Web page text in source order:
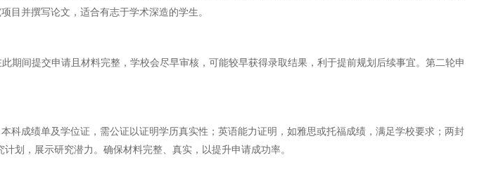
目并撰写论文，适合有志于学术深造的学生。
间提交申请且材料完整，学校会尽早审核，可能较早获得录取结果，利于提前规划后续事宜。第二轮申
成绩单及学位证，需公证以证明学历真实性；英语能力证明，如雅思或托福成绩，满足学校要求；两封
划，展示研究潜力。确保材料完整、真实，以提升申请成功率。